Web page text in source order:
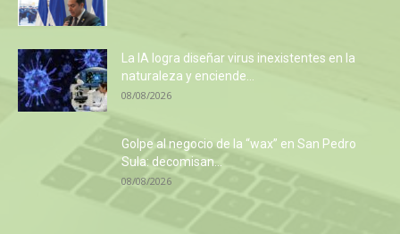
La IA logra diseñar virus inexistentes en la
naturaleza y enciende...
08/08/2026
Golpe al negocio de la “wax” en San Pedro
Sula: decomisan...
08/08/2026